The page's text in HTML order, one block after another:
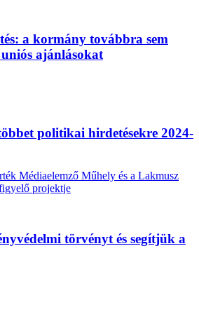
a kormány továbbra sem
uniós ajánlásokat
politikai hirdetésekre 2024-
Médiaelemző Műhely és a Lakmusz
projektje
törvényt és segítjük a